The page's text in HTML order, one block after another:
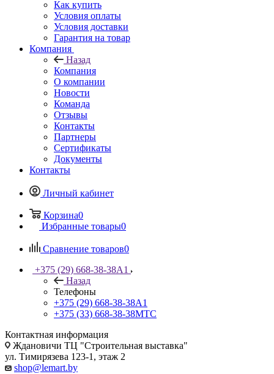
Как купить
Условия оплаты
Условия доставки
Гарантия на товар
Компания
Назад
Компания
О компании
Новости
Команда
Отзывы
Контакты
Партнеры
Сертификаты
Документы
Контакты
Личный кабинет
Корзина0
Избранные товары0
Сравнение товаров0
+375 (29) 668-38-38A1
Назад
Телефоны
+375 (29) 668-38-38A1
+375 (33) 668-38-38МТС
Контактная информация
Ждановичи ТЦ "Строительная выставка"
ул. Тимирязева 123-1, этаж 2
shop@lemart.by